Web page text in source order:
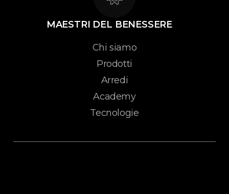
MAESTRI DEL BENESSERE
Chi siamo
Prodotti
Arredi
Academy
Tecnologie